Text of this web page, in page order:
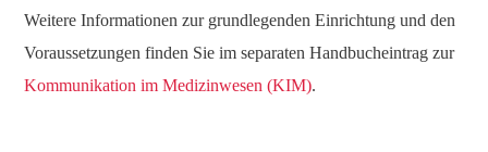
Weitere Informationen zur grundlegenden Einrichtung und den
Voraussetzungen finden Sie im separaten Handbucheintrag zur
Kommunikation im Medizinwesen (KIM).